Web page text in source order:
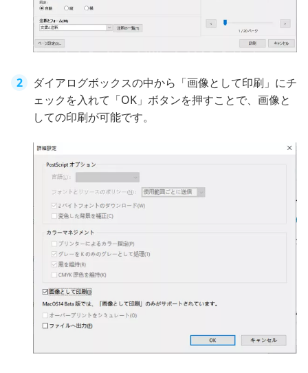
ダイアログボックスの中から「画像として印刷」にチ
ェックを入れて「OK」ボタンを押すことで、画像と
しての印刷が可能です。